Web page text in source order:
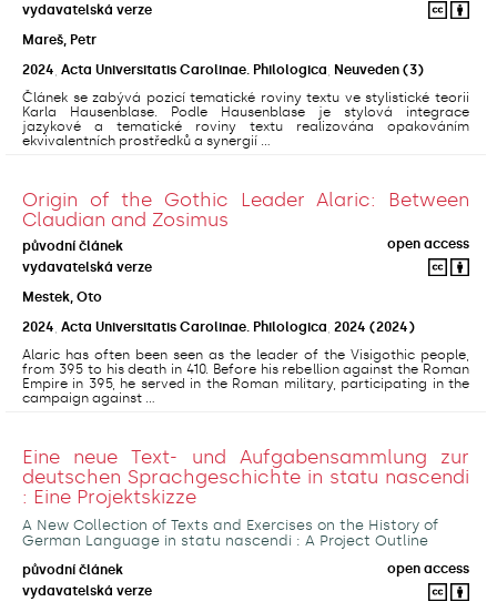
vydavatelská verze
Mareš, Petr
2024 Acta Universitatis Carolinae. Philologica Neuveden (3)
Článek se zabývá pozicí tematické roviny textu ve stylistické teorii
Karla Hausenblase. Podle Hausenblase je stylová integrace
jazykové a tematické roviny textu realizována opakováním
ekvivalentních prostředků a synergií ...
Origin of the Gothic Leader Alaric: Between
Claudian and Zosimus
původní článek
open access
vydavatelská verze
Mestek, Oto
2024 Acta Universitatis Carolinae. Philologica 2024 (2024)
Alaric has often been seen as the leader of the Visigothic people,
from 395 to his death in 410. Before his rebellion against the Roman
Empire in 395, he served in the Roman military, participating in the
campaign against ...
Eine neue Text- und Aufgabensammlung zur
deutschen Sprachgeschichte in statu nascendi
: Eine Projektskizze
A New Collection of Texts and Exercises on the History of
German Language in statu nascendi : A Project Outline
původní článek
open access
vydavatelská verze